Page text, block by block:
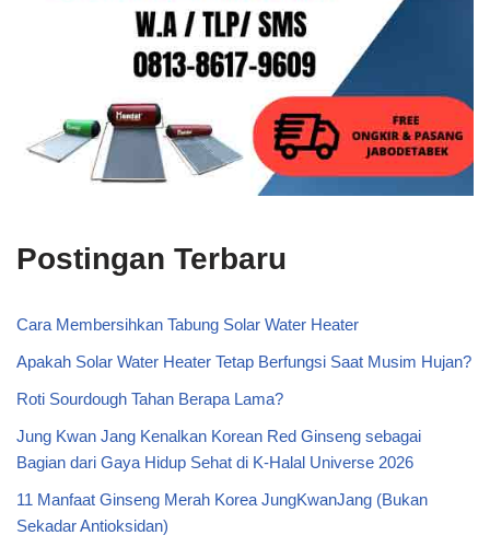
Postingan Terbaru
Cara Membersihkan Tabung Solar Water Heater
Apakah Solar Water Heater Tetap Berfungsi Saat Musim Hujan?
Roti Sourdough Tahan Berapa Lama?
Jung Kwan Jang Kenalkan Korean Red Ginseng sebagai
Bagian dari Gaya Hidup Sehat di K-Halal Universe 2026
11 Manfaat Ginseng Merah Korea JungKwanJang (Bukan
Sekadar Antioksidan)